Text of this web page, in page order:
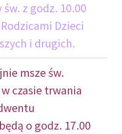
św. z godz. 10.00
Dzieci
i drugich.
msze św.
czasie trwania
o godz. 17.00